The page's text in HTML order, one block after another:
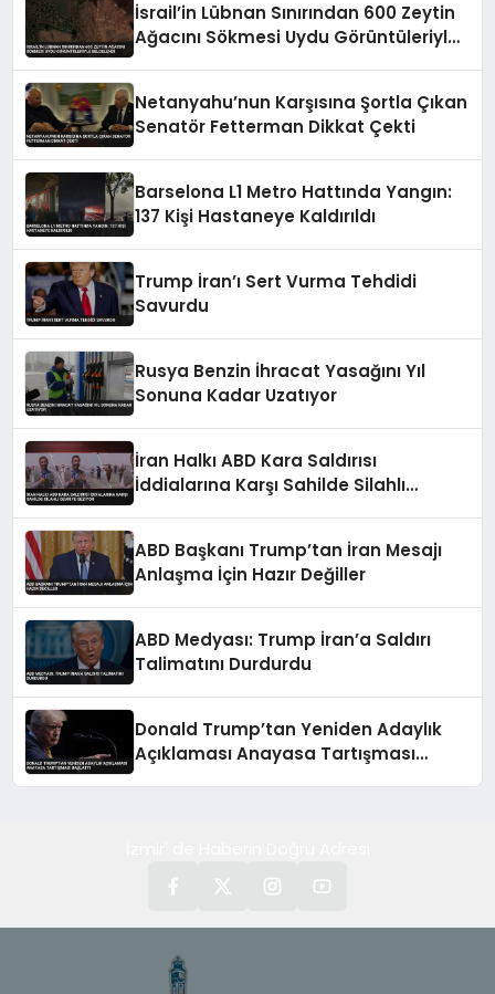
İsrail’in Lübnan Sınırından 600 Zeytin
Ağacını Sökmesi Uydu Görüntüleriyle
Netanyahu’nun Karşısına Şortla Çıkan
Senatör Fetterman Dikkat Çekti
Barselona L1 Metro Hattında Yangın:
137 Kişi Hastaneye Kaldırıldı
Trump İran’ı Sert Vurma Tehdidi
Savurdu
Rusya Benzin İhracat Yasağını Yıl
Sonuna Kadar Uzatıyor
İran Halkı ABD Kara Saldırısı
İddialarına Karşı Sahilde Silahlı
ABD Başkanı Trump’tan İran Mesajı
Anlaşma İçin Hazır Değiller
ABD Medyası: Trump İran’a Saldırı
Talimatını Durdurdu
Donald Trump’tan Yeniden Adaylık
Açıklaması Anayasa Tartışması